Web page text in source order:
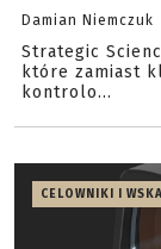
Damian Niemczuk
Strategic
które zamiast
kontrolo...
CELOWNIKI I